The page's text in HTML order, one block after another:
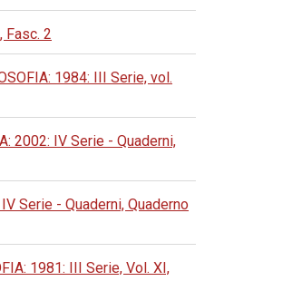
Fasc. 2
1984: III Serie, vol.
2002: IV Serie - Quaderni,
Serie - Quaderni, Quaderno
1981: III Serie, Vol. XI,